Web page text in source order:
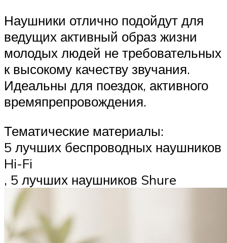
Наушники отлично подойдут для
ведущих активный образ жизни
молодых людей не требовательных
к высокому качеству звучания.
Идеальны для поездок, активного
времяпрепровождения.
Тематические материалы:
5 лучших беспроводных наушников
Hi-Fi
, 5 лучших наушников Shure